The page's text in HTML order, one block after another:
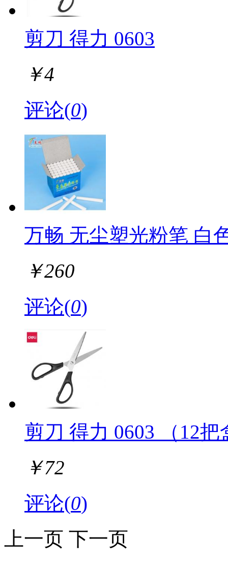
剪刀 得力 0603
￥4
评论(0)
万畅 无尘塑光粉笔 白
￥260
评论(0)
剪刀 得力 0603 （12把
￥72
评论(0)
上一页 下一页